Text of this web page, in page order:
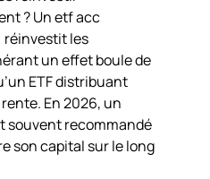
? Un etf acc
les
un effet boule de
ETF distribuant
En 2026, un
souvent recommandé
son capital sur le long